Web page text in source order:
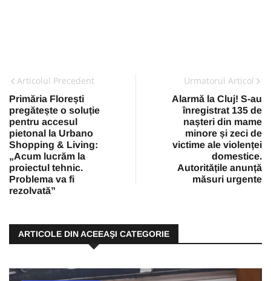
Articolul Precedent
Primăria Florești
pregătește o soluție
pentru accesul
pietonal la Urbano
Shopping & Living:
„Acum lucrăm la
proiectul tehnic.
Problema va fi
rezolvată”
Urmatorul Articol
Alarmă la Cluj! S-au
înregistrat 135 de
nașteri din mame
minore și zeci de
victime ale violenței
domestice.
Autoritățile anunță
măsuri urgente
ARTICOLE DIN ACEEAŞI CATEGORIE